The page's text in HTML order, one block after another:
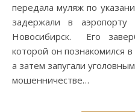
передала муляж по
задержали в
Новосибирск. Его
которой он познакомился
а затем запугали
мошенничестве…